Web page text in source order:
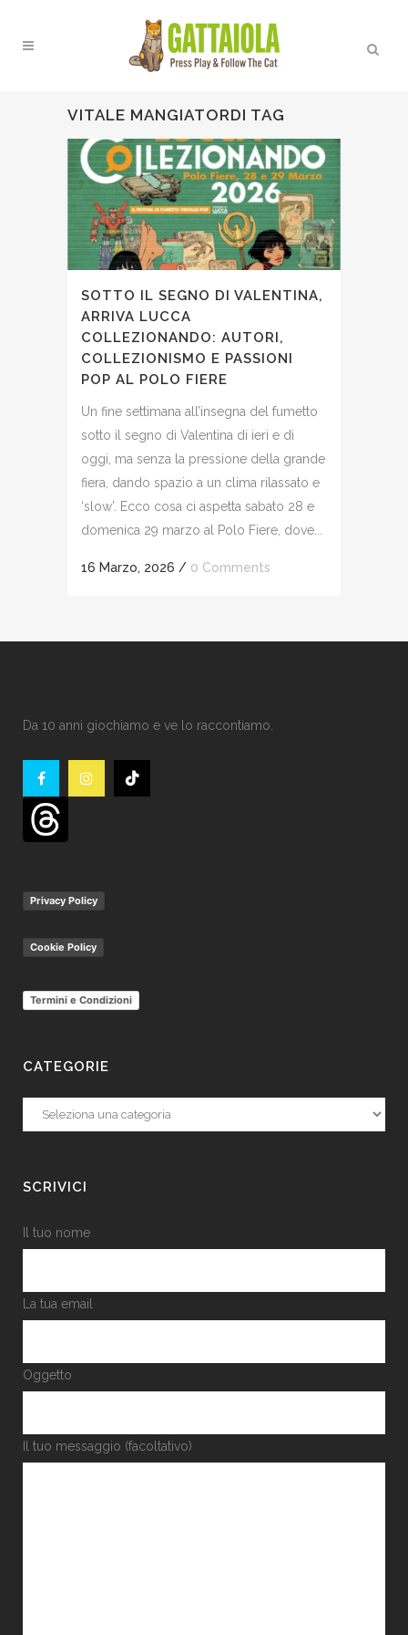
VITALE MANGIATORDI TAG
SOTTO IL SEGNO DI VALENTINA,
ARRIVA LUCCA
COLLEZIONANDO: AUTORI,
COLLEZIONISMO E PASSIONI
POP AL POLO FIERE
Un fine settimana all’insegna del fumetto
sotto il segno di Valentina di ieri e di
oggi, ma senza la pressione della grande
fiera, dando spazio a un clima rilassato e
‘slow’. Ecco cosa ci aspetta sabato 28 e
domenica 29 marzo al Polo Fiere, dove...
16 Marzo, 2026 / 0 Comments
Da 10 anni giochiamo e ve lo raccontiamo.
Privacy Policy
Cookie Policy
Termini e Condizioni
CATEGORIE
Categorie
SCRIVICI
Il tuo nome
La tua email
Oggetto
Il tuo messaggio (facoltativo)